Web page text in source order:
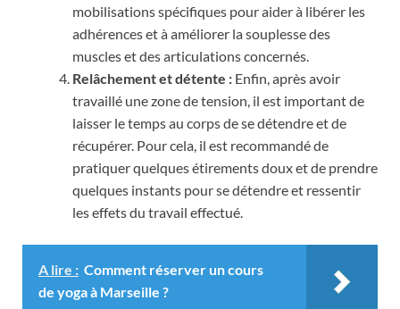
mobilisations spécifiques pour aider à libérer les
adhérences et à améliorer la souplesse des
muscles et des articulations concernés.
Relâchement et détente : Enfin, après avoir
travaillé une zone de tension, il est important de
laisser le temps au corps de se détendre et de
récupérer. Pour cela, il est recommandé de
pratiquer quelques étirements doux et de prendre
quelques instants pour se détendre et ressentir
les effets du travail effectué.
A lire : Comment réserver un cours
de yoga à Marseille ?